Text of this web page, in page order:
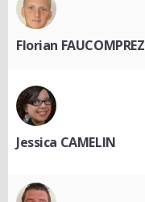
Florian FAUCOMPREZ
Jessica CAMELIN